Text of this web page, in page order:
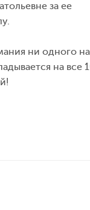
за ее
ни одного
на все